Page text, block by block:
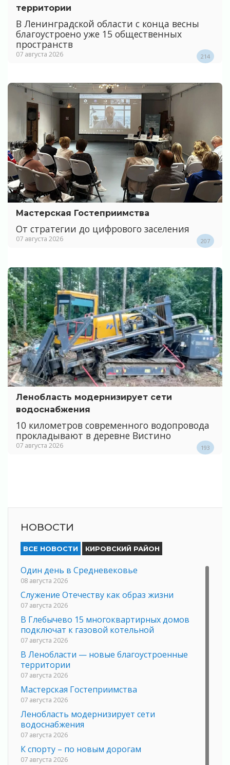
территории
В Ленинградской области с конца весны
благоустроено уже 15 общественных
пространств
07 августа 2026 214
Мастерская Гостеприимства
От стратегии до цифрового заселения
07 августа 2026 207
Ленобласть модернизирует сети
водоснабжения
10 километров современного водопровода
прокладывают в деревне Вистино
07 августа 2026 193
НОВОСТИ
ВСЕ НОВОСТИ КИРОВСКИЙ РАЙОН
Один день в Средневековье
08 августа 2026
Служение Отечеству как образ жизни
07 августа 2026
В Глебычево 15 многоквартирных домов
подключат к газовой котельной
07 августа 2026
В Ленобласти — новые благоустроенные
территории
07 августа 2026
Мастерская Гостеприимства
07 августа 2026
Ленобласть модернизирует сети
водоснабжения
07 августа 2026
К спорту – по новым дорогам
07 августа 2026